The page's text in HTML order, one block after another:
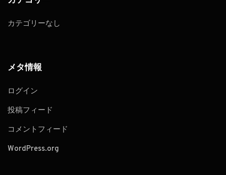
カテゴリーなし
メタ情報
ログイン
投稿フィード
コメントフィード
WordPress.org